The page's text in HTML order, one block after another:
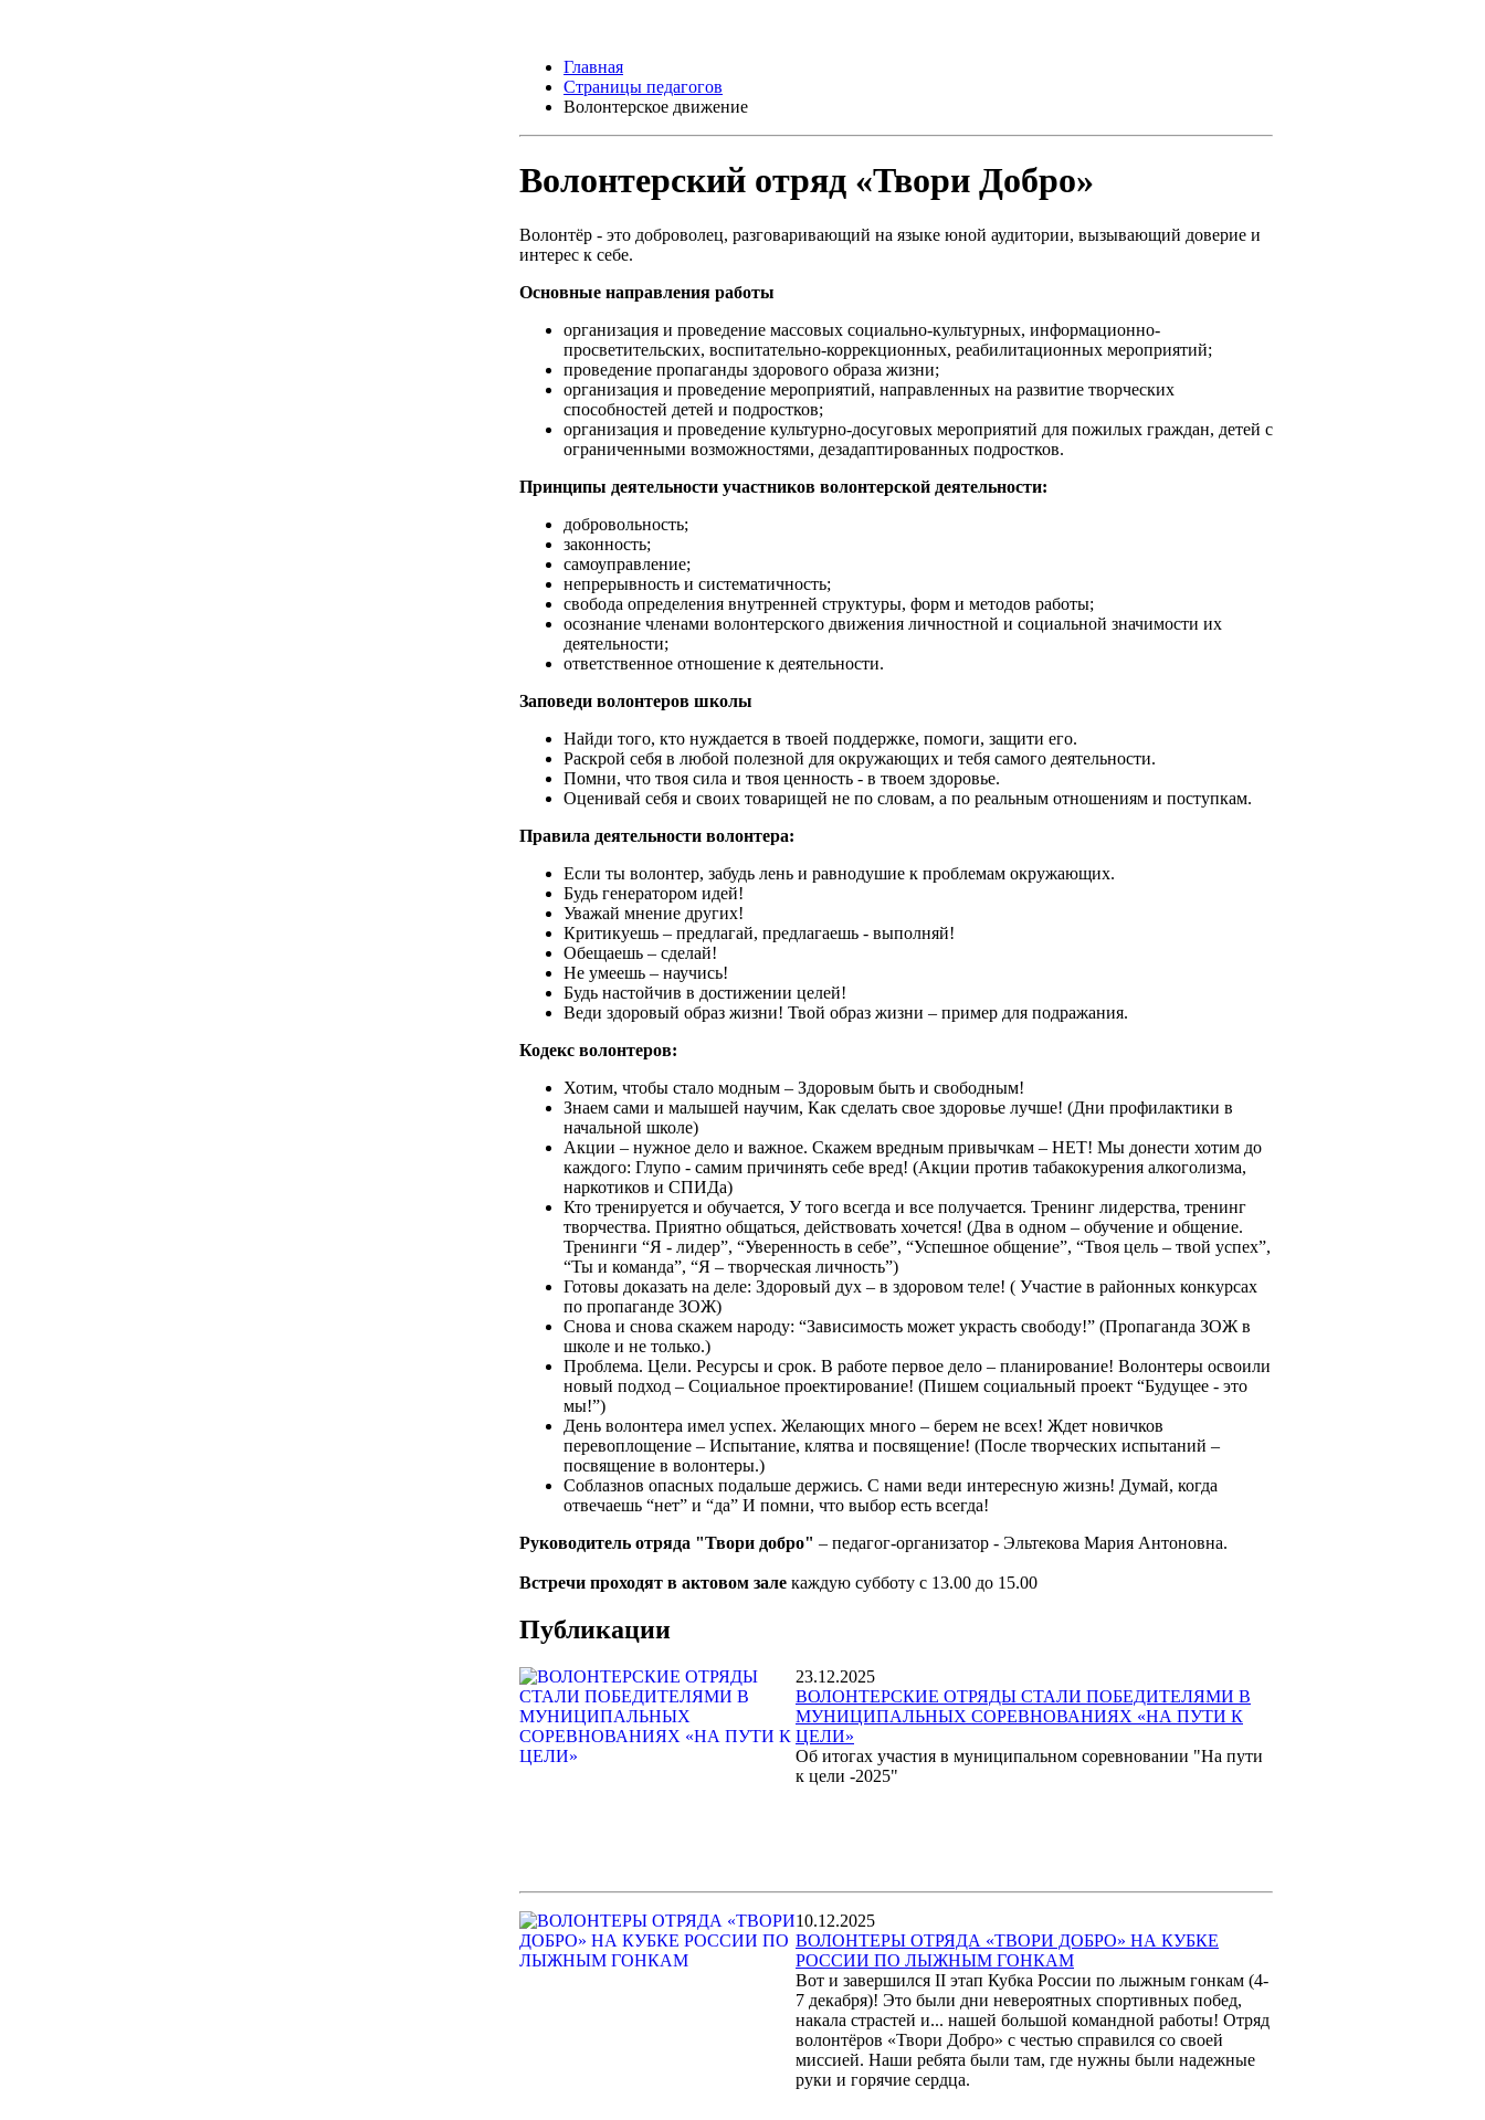
Главная
Страницы педагогов
Волонтерское движение
Волонтерский отряд «Твори Добро»
Волонтёр - это доброволец, разговаривающий на языке юной аудитории, вызывающий доверие и
интерес к себе.
Основные направления работы
организация и проведение массовых социально-культурных, информационно-
просветительских, воспитательно-коррекционных, реабилитационных мероприятий;
проведение пропаганды здорового образа жизни;
организация и проведение мероприятий, направленных на развитие творческих
способностей детей и подростков;
организация и проведение культурно-досуговых мероприятий для пожилых граждан, детей с
ограниченными возможностями, дезадаптированных подростков.
Принципы деятельности участников волонтерской деятельности:
добровольность;
законность;
самоуправление;
непрерывность и систематичность;
свобода определения внутренней структуры, форм и методов работы;
осознание членами волонтерского движения личностной и социальной значимости их
деятельности;
ответственное отношение к деятельности.
Заповеди волонтеров школы
Найди того, кто нуждается в твоей поддержке, помоги, защити его.
Раскрой себя в любой полезной для окружающих и тебя самого деятельности.
Помни, что твоя сила и твоя ценность - в твоем здоровье.
Оценивай себя и своих товарищей не по словам, а по реальным отношениям и поступкам.
Правила деятельности волонтера:
Если ты волонтер, забудь лень и равнодушие к проблемам окружающих.
Будь генератором идей!
Уважай мнение других!
Критикуешь – предлагай, предлагаешь - выполняй!
Обещаешь – сделай!
Не умеешь – научись!
Будь настойчив в достижении целей!
Веди здоровый образ жизни! Твой образ жизни – пример для подражания.
Кодекс волонтеров:
Хотим, чтобы стало модным – Здоровым быть и свободным!
Знаем сами и малышей научим, Как сделать свое здоровье лучше! (Дни профилактики в
начальной школе)
Акции – нужное дело и важное. Скажем вредным привычкам – НЕТ! Мы донести хотим до
каждого: Глупо - самим причинять себе вред! (Акции против табакокурения алкоголизма,
наркотиков и СПИДа)
Кто тренируется и обучается, У того всегда и все получается. Тренинг лидерства, тренинг
творчества. Приятно общаться, действовать хочется! (Два в одном – обучение и общение.
Тренинги “Я - лидер”, “Уверенность в себе”, “Успешное общение”, “Твоя цель – твой успех”,
“Ты и команда”, “Я – творческая личность”)
Готовы доказать на деле: Здоровый дух – в здоровом теле! ( Участие в районных конкурсах
по пропаганде ЗОЖ)
Снова и снова скажем народу: “Зависимость может украсть свободу!” (Пропаганда ЗОЖ в
школе и не только.)
Проблема. Цели. Ресурсы и срок. В работе первое дело – планирование! Волонтеры освоили
новый подход – Социальное проектирование! (Пишем социальный проект “Будущее - это
мы!”)
День волонтера имел успех. Желающих много – берем не всех! Ждет новичков
перевоплощение – Испытание, клятва и посвящение! (После творческих испытаний –
посвящение в волонтеры.)
Соблазнов опасных подальше держись. С нами веди интересную жизнь! Думай, когда
отвечаешь “нет” и “да” И помни, что выбор есть всегда!
Руководитель отряда "Твори добро" – педагог-организатор - Эльтекова Мария Антоновна.
Встречи проходят в актовом зале каждую субботу с 13.00 до 15.00
Публикации
23.12.2025
ВОЛОНТЕРСКИЕ ОТРЯДЫ СТАЛИ ПОБЕДИТЕЛЯМИ В
МУНИЦИПАЛЬНЫХ СОРЕВНОВАНИЯХ «НА ПУТИ К
ЦЕЛИ»
Об итогах участия в муниципальном соревновании "На пути
к цели -2025"
10.12.2025
ВОЛОНТЕРЫ ОТРЯДА «ТВОРИ ДОБРО» НА КУБКЕ
РОССИИ ПО ЛЫЖНЫМ ГОНКАМ
Вот и завершился II этап Кубка России по лыжным гонкам (4-
7 декабря)! Это были дни невероятных спортивных побед,
накала страстей и... нашей большой командной работы! Отряд
волонтёров «Твори Добро» с честью справился со своей
миссией. Наши ребята были там, где нужны были надежные
руки и горячие сердца.